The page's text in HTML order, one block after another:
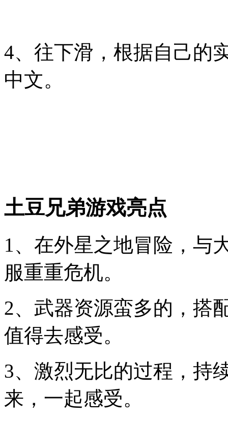
4、往下滑，根据自己的
中文。
土豆兄弟游戏亮点
1、在外星之地冒险，与
服重重危机。
2、武器资源蛮多的，搭
值得去感受。
3、激烈无比的过程，持
来，一起感受。